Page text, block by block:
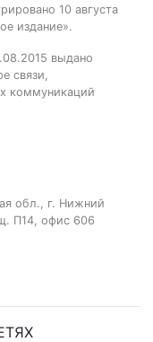
10 августа
издание».
выдано
связи,
коммуникаций
обл., г. Нижний
П14, офис 606